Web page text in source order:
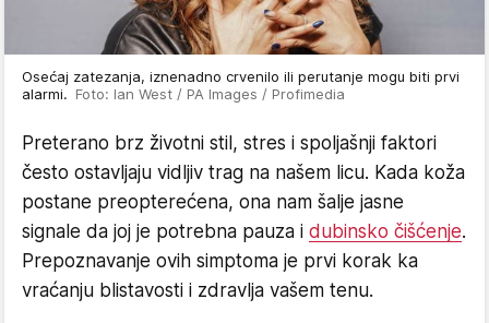
Osećaj zatezanja, iznenadno crvenilo ili perutanje mogu biti prvi
alarmi. Foto: Ian West / PA Images / Profimedia
Preterano brz životni stil, stres i spoljašnji faktori
često ostavljaju vidljiv trag na našem licu. Kada koža
postane preopterećena, ona nam šalje jasne
signale da joj je potrebna pauza i dubinsko čišćenje.
Prepoznavanje ovih simptoma je prvi korak ka
vraćanju blistavosti i zdravlja vašem tenu.